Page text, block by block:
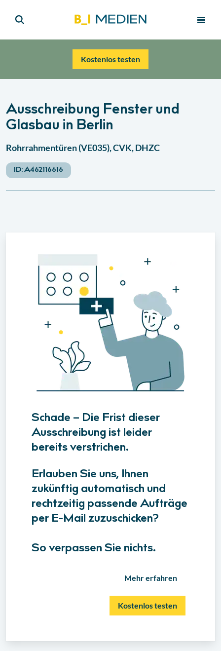
Kostenlos testen
Ausschreibung Fenster und
Glasbau in Berlin
Rohrrahmentüren (VE035), CVK, DHZC
ID:A462116616
Schade – Die Frist dieser
Ausschreibung ist leider
bereits verstrichen.
Erlauben Sie uns, Ihnen
zukünftig automatisch und
rechtzeitig passende Aufträge
per E-Mail zuzuschicken?
So verpassen Sie nichts.
Mehr erfahren
Kostenlos testen